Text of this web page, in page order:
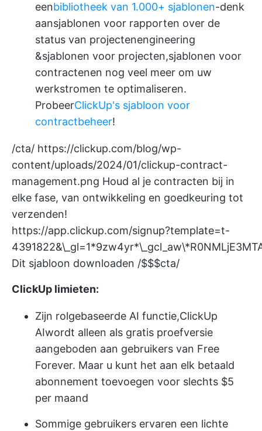
eenbibliotheek van 1.000+ sjablonen-denk
aansjablonen voor rapporten over de
status van projectenengineering
&sjablonen voor projecten,sjablonen voor
contractenen nog veel meer om uw
werkstromen te optimaliseren.
ProbeerClickUp's sjabloon voor
contractbeheer!
/cta/ https://clickup.com/blog/wp-
content/uploads/2024/01/clickup-contract-
management.png Houd al je contracten bij in
elke fase, van ontwikkeling en goedkeuring tot
verzenden!
https://app.clickup.com/signup?template=t-
Dit sjabloon downloaden /$$$cta/
ClickUp limieten:
Zijn rolgebaseerde AI functie,ClickUp
AIwordt alleen als gratis proefversie
aangeboden aan gebruikers van Free
Forever. Maar u kunt het aan elk betaald
abonnement toevoegen voor slechts $5
per maand
Sommige gebruikers ervaren een lichte